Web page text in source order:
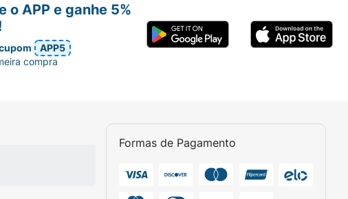
Formas de Pagamento
o APP e ganhe 5%
APP5
compra